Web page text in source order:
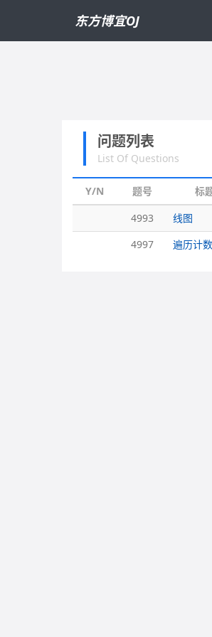
东方博宜OJ
问题列表
List Of Questions
Y/N 题号 标
4993
线图
4997
遍历计数